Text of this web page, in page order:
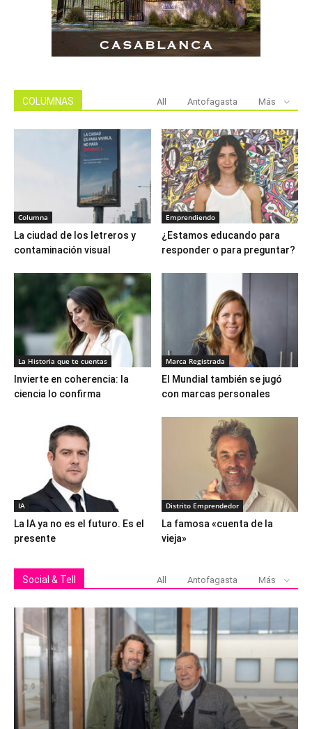
COLUMNAS All Antofagasta Más
Columna
La ciudad de los letreros y
contaminación visual
Emprendiendo
¿Estamos educando para
responder o para preguntar?
La Historia que te cuentas
Invierte en coherencia: la
ciencia lo confirma
Marca Registrada
El Mundial también se jugó
con marcas personales
IA
La IA ya no es el futuro. Es el
presente
Distrito Emprendedor
La famosa «cuenta de la
vieja»
Social & Tell All Antofagasta Más